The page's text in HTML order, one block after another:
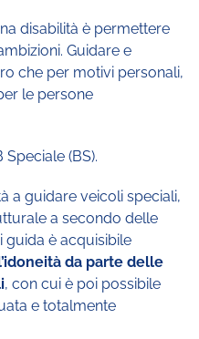
disabilità è permettere
Guidare e
che per motivi personali,
le persone
(BS).
a guidare veicoli speciali,
a secondo delle
guida è acquisibile
da parte delle
, con cui è poi possibile
e totalmente